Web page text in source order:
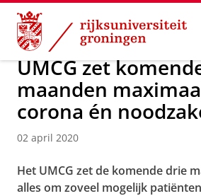
Skip
Content
Skip
Navigation
Over ons Actueel Nieuws
UMCG zet
maanden
corona én
02 april 2020
Het UMCG zet de komende drie
alles om zoveel mogelijk